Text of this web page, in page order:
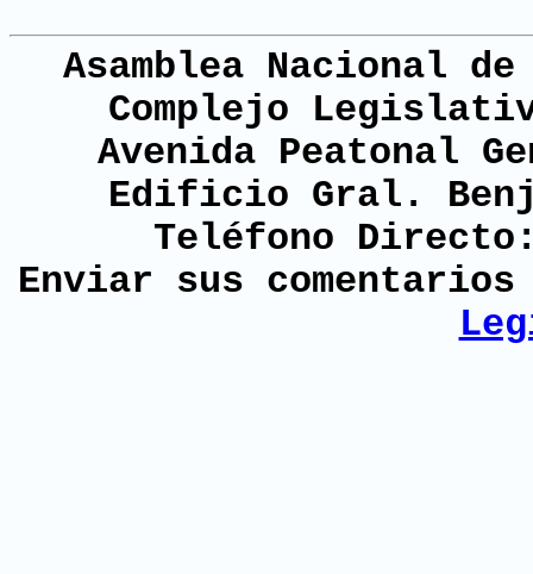
Asamblea Nacional
Complejo
Avenida Peatonal
Edificio Gral.
Teléfono
Enviar sus